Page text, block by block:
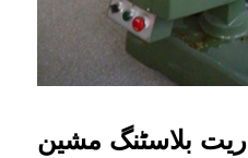
ریت بلاسٹنگ مشین